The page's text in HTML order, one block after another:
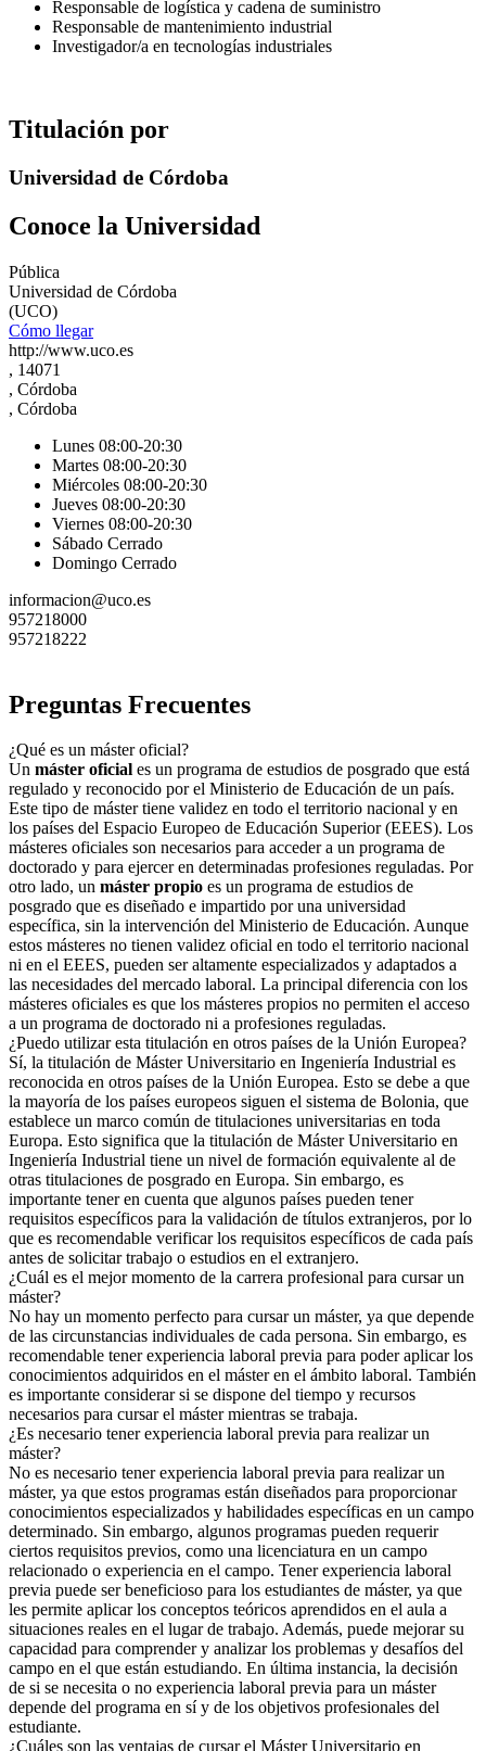
Responsable de logística y cadena de suministro
Responsable de mantenimiento industrial
Investigador/a en tecnologías industriales
Titulación por
Universidad de Córdoba
Conoce la Universidad
Pública
Universidad de Córdoba
(UCO)
Cómo llegar
http://www.uco.es
, 14071
, Córdoba
, Córdoba
Lunes 08:00-20:30
Martes 08:00-20:30
Miércoles 08:00-20:30
Jueves 08:00-20:30
Viernes 08:00-20:30
Sábado Cerrado
Domingo Cerrado
informacion@uco.es
957218000
957218222
Preguntas Frecuentes
¿Qué es un máster oficial?
Un máster oficial es un programa de estudios de posgrado que está
regulado y reconocido por el Ministerio de Educación de un país.
Este tipo de máster tiene validez en todo el territorio nacional y en
los países del Espacio Europeo de Educación Superior (EEES). Los
másteres oficiales son necesarios para acceder a un programa de
doctorado y para ejercer en determinadas profesiones reguladas. Por
otro lado, un máster propio es un programa de estudios de
posgrado que es diseñado e impartido por una universidad
específica, sin la intervención del Ministerio de Educación. Aunque
estos másteres no tienen validez oficial en todo el territorio nacional
ni en el EEES, pueden ser altamente especializados y adaptados a
las necesidades del mercado laboral. La principal diferencia con los
másteres oficiales es que los másteres propios no permiten el acceso
a un programa de doctorado ni a profesiones reguladas.
¿Puedo utilizar esta titulación en otros países de la Unión Europea?
Sí, la titulación de Máster Universitario en Ingeniería Industrial es
reconocida en otros países de la Unión Europea. Esto se debe a que
la mayoría de los países europeos siguen el sistema de Bolonia, que
establece un marco común de titulaciones universitarias en toda
Europa. Esto significa que la titulación de Máster Universitario en
Ingeniería Industrial tiene un nivel de formación equivalente al de
otras titulaciones de posgrado en Europa. Sin embargo, es
importante tener en cuenta que algunos países pueden tener
requisitos específicos para la validación de títulos extranjeros, por lo
que es recomendable verificar los requisitos específicos de cada país
antes de solicitar trabajo o estudios en el extranjero.
¿Cuál es el mejor momento de la carrera profesional para cursar un
máster?
No hay un momento perfecto para cursar un máster, ya que depende
de las circunstancias individuales de cada persona. Sin embargo, es
recomendable tener experiencia laboral previa para poder aplicar los
conocimientos adquiridos en el máster en el ámbito laboral. También
es importante considerar si se dispone del tiempo y recursos
necesarios para cursar el máster mientras se trabaja.
¿Es necesario tener experiencia laboral previa para realizar un
máster?
No es necesario tener experiencia laboral previa para realizar un
máster, ya que estos programas están diseñados para proporcionar
conocimientos especializados y habilidades específicas en un campo
determinado. Sin embargo, algunos programas pueden requerir
ciertos requisitos previos, como una licenciatura en un campo
relacionado o experiencia en el campo. Tener experiencia laboral
previa puede ser beneficioso para los estudiantes de máster, ya que
les permite aplicar los conceptos teóricos aprendidos en el aula a
situaciones reales en el lugar de trabajo. Además, puede mejorar su
capacidad para comprender y analizar los problemas y desafíos del
campo en el que están estudiando. En última instancia, la decisión
de si se necesita o no experiencia laboral previa para un máster
depende del programa en sí y de los objetivos profesionales del
estudiante.
¿Cuáles son las ventajas de cursar el Máster Universitario en